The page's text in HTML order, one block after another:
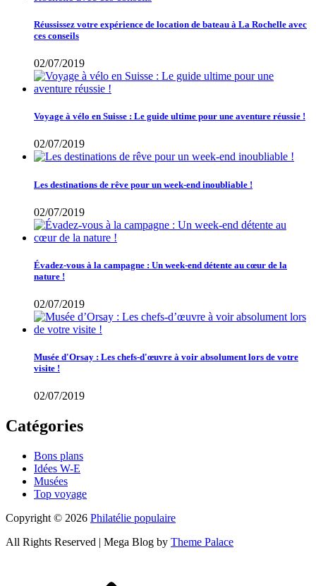
Réussissez votre expérience de location de bateau à La Rochelle avec
ces conseils
02/07/2019
Voyage à vélo en Suisse : Le guide ultime pour une aventure réussie !
02/07/2019
Les destinations de rêve pour un week-end inoubliable !
02/07/2019
Évadez-vous à la campagne : Un week-end détente au cœur de la
nature !
02/07/2019
Musée d'Orsay : Les chefs-d'œuvre à voir absolument lors de votre
visite !
02/07/2019
Catégories
Bons plans
Idées W-E
Musées
Top voyage
Copyright © 2026 Philatélie populaire
All Rights Reserved | Mega Blog by Theme Palace